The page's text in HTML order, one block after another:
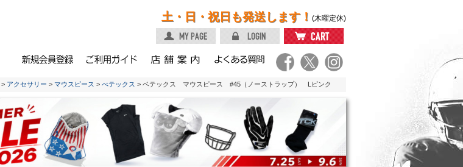
土・日・祝日も発送します！ (木曜定休)
> アクセサリー > マウスピース > べテックス > ベテックス マウスピース #45（ノーストラップ） Lピンク